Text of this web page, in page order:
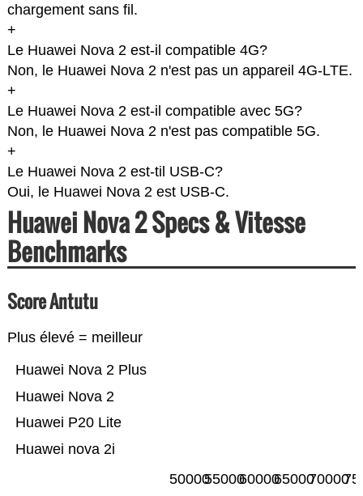
chargement sans fil.
+
Le Huawei Nova 2 est-il compatible 4G?
Non, le Huawei Nova 2 n'est pas un appareil 4G-LTE.
+
Le Huawei Nova 2 est-il compatible avec 5G?
Non, le Huawei Nova 2 n'est pas compatible 5G.
+
Le Huawei Nova 2 est-til USB-C?
Oui, le Huawei Nova 2 est USB-C.
Huawei Nova 2 Specs & Vitesse
Benchmarks
Score Antutu
Plus élevé = meilleur
Huawei nova 2i
Huawei P20 Lite
Huawei Nova 2
Huawei Nova 2 Plus
5000055000600006500070000